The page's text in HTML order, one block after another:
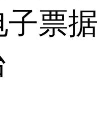
票据